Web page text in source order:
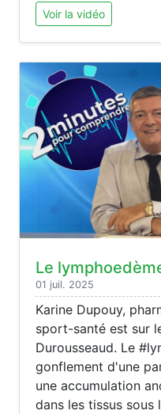
Voir la vidéo
Le
01 juil. 2025
Karine Dupouy,
sport-santé est sur
Durousseaud. Le
gonflement d'une
une accumulation
dans les tissus sous